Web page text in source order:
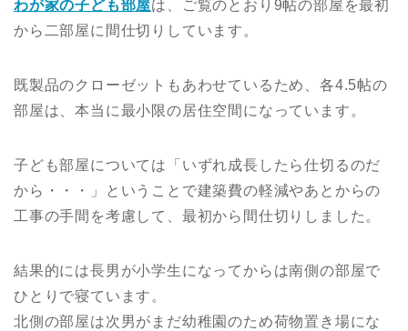
わが家の子ども部屋は、ご覧のとおり9帖の部屋を最初
から二部屋に間仕切りしています。
既製品のクローゼットもあわせているため、各4.5帖の
部屋は、本当に最小限の居住空間になっています。
子ども部屋については「いずれ成長したら仕切るのだ
から・・・」ということで建築費の軽減やあとからの
工事の手間を考慮して、最初から間仕切りしました。
結果的には長男が小学生になってからは南側の部屋で
ひとりで寝ています。
北側の部屋は次男がまだ幼稚園のため荷物置き場にな